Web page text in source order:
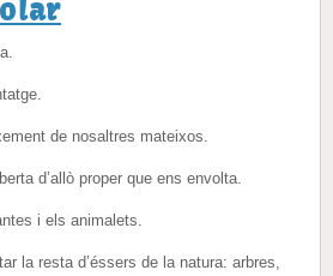
de nosaltres mateixos.
d’allò proper que ens envolta.
i els animalets.
la resta d’éssers de la natura: arbres,